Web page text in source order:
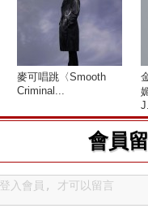
麥可唱跳〈Smooth
Criminal...
會員